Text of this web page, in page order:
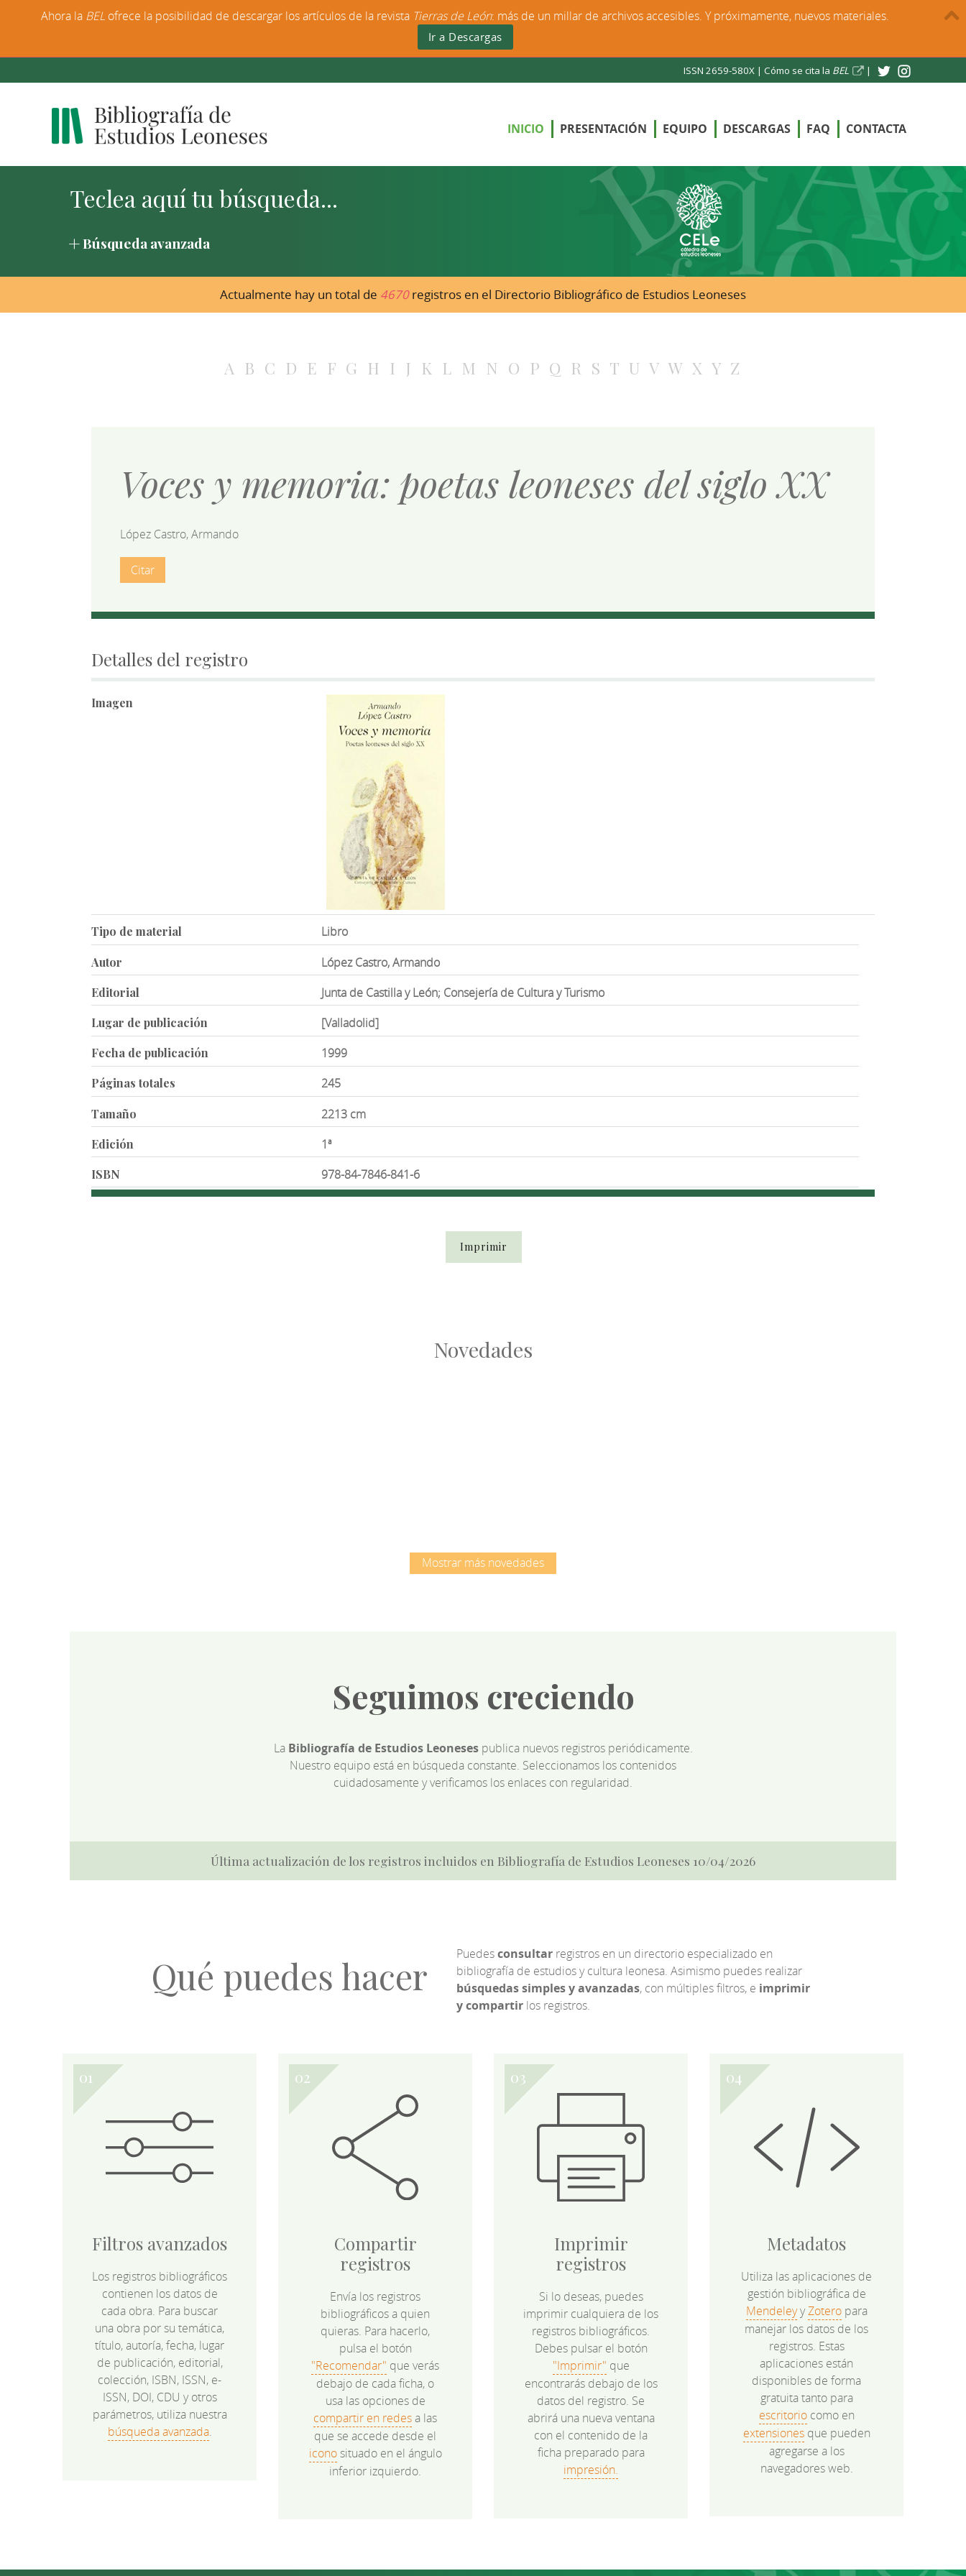
ISSN 2659-580X | Cómo se cita la BEL |
INICIO PRESENTACIÓN EQUIPO DESCARGAS FAQ CONTACTA
Búsqueda avanzada
Actualmente hay un total de 4670registros en el Directorio Bibliográfico de Estudios Leoneses
A B C D E F G H I J K L M N O P Q R S T U V W X Y Z
Voces y memoria: poetas leoneses del siglo XX
López Castro, Armando
Citar
Detalles del registro
Imagen
Tipo de material Libro
Autor López Castro, Armando
Editorial Junta de Castilla y León; Consejería de Cultura y Turismo
Lugar de publicación [Valladolid]
Fecha de publicación 1999
Páginas totales 245
Tamaño 2213 cm
Edición 1ª
ISBN 978-84-7846-841-6
Imprimir
Novedades
Mostrar más novedades
Seguimos creciendo
La Bibliografía de Estudios Leonesespublica nuevos registros periódicamente.
Nuestro equipo está en búsqueda constante. Seleccionamos los contenidos
cuidadosamente y verificamos los enlaces con regularidad.
Última actualización de los registros incluidos en Bibliografía de Estudios Leoneses 10/04/2026
Qué puedes hacer Puedesconsultarregistros en un directorio especializado en
bibliografía de estudios y cultura leonesa. Asimismo puedes realizar
búsquedas simples y avanzadas, con múltiples filtros, e imprimir
y compartirlos registros.
Filtros avanzados
Los registros bibliográficos
contienen los datos de
cada obra. Para buscar
una obra por su temática,
título, autoría, fecha, lugar
de publicación, editorial,
colección, ISBN, ISSN, e-
ISSN, DOI, CDU y otros
parámetros, utiliza nuestra
búsqueda avanzada.
Compartir
registros
Envía los registros
bibliográficos a quien
quieras. Para hacerlo,
pulsa el botón
"Recomendar" que verás
debajo de cada ficha, o
usa las opciones de
compartir en redesa las
que se accede desde el
iconosituado en el ángulo
inferior izquierdo.
Imprimir
registros
Si lo deseas, puedes
imprimir cualquiera de los
registros bibliográficos.
Debes pulsar el botón
"Imprimir" que
encontrarás debajo de los
datos del registro. Se
abrirá una nueva ventana
con el contenido de la
ficha preparado para
impresión.
Metadatos
Utiliza las aplicaciones de
gestión bibliográfica de
MendeleyyZoteropara
manejar los datos de los
registros. Estas
aplicaciones están
disponibles de forma
gratuita tanto para
escritoriocomo en
extensionesque pueden
agregarse a los
navegadores web.
Ahora la BEL ofrece la posibilidad de descargar los artículos de la revista Tierras de León: más de un millar de archivos accesibles. Y próximamente, nuevos materiales.
Ir a Descargas